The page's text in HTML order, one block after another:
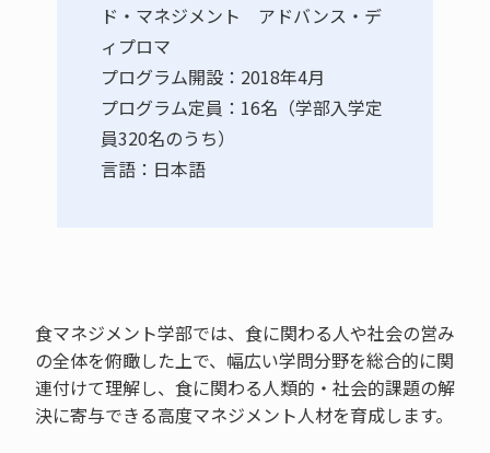
ド・マネジメント アドバンス・デ
ィプロマ
プログラム開設：2018年4月
プログラム定員：16名（学部入学定
員320名のうち）
言語：日本語
食マネジメント学部では、食に関わる人や社会の営み
の全体を俯瞰した上で、幅広い学問分野を総合的に関
連付けて理解し、食に関わる人類的・社会的課題の解
決に寄与できる高度マネジメント人材を育成します。